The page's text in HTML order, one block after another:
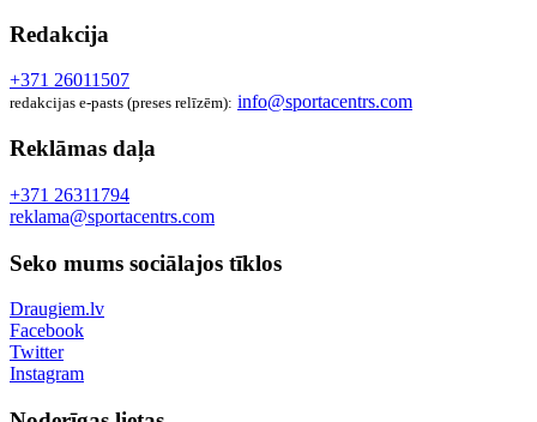
Redakcija
+371 26011507
redakcijas e-pasts (preses relīzēm): info@sportacentrs.com
Reklāmas daļa
+371 26311794
reklama@sportacentrs.com
Seko mums sociālajos tīklos
Draugiem.lv
Facebook
Twitter
Instagram